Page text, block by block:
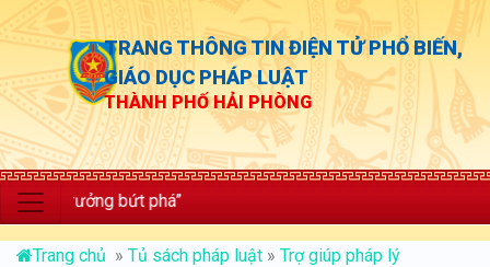
TRANG THÔNG TIN ĐIỆN TỬ PHỔ BIẾN,
GIÁO DỤC PHÁP LUẬT
THÀNH PHỐ HẢI PHÒNG
bứt phá”
Trang chủ » Tủ sách pháp luật » Trợ giúp pháp lý